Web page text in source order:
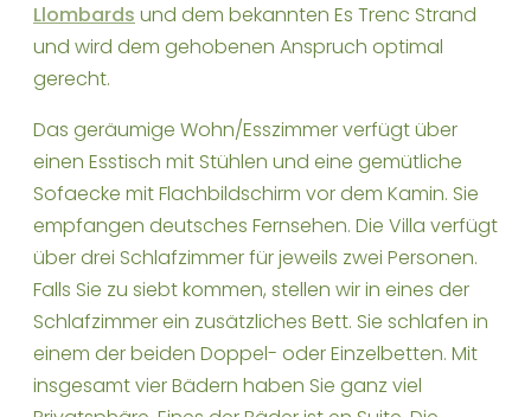
Llombards und dem bekannten Es Trenc Strand
und wird dem gehobenen Anspruch optimal
gerecht.
Das geräumige Wohn/Esszimmer verfügt über
einen Esstisch mit Stühlen und eine gemütliche
Sofaecke mit Flachbildschirm vor dem Kamin. Sie
empfangen deutsches Fernsehen. Die Villa verfügt
über drei Schlafzimmer für jeweils zwei Personen.
Falls Sie zu siebt kommen, stellen wir in eines der
Schlafzimmer ein zusätzliches Bett. Sie schlafen in
einem der beiden Doppel- oder Einzelbetten. Mit
insgesamt vier Bädern haben Sie ganz viel